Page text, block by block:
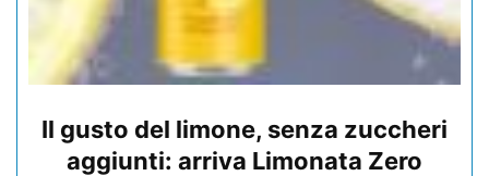
Il gusto del limone, senza zuccheri
aggiunti: arriva Limonata Zero